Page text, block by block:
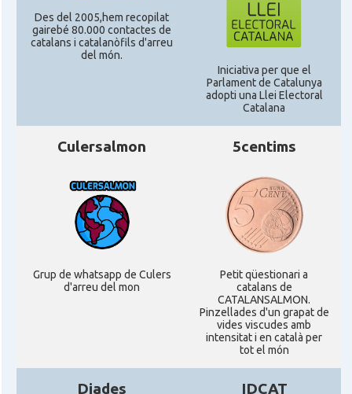
Acció
Oficina Exterior de Catalunya a
Stuttgart
Delegació del Govern a Alemanya
Consolat general a Dusseldorf
Consolat Consolat general a Hamburg
Consolat
[München]
Consolat general a Stuttgart
Ambaixada Ambaixada espanyola a Alemanya
Des del 2005,hem recopilat
gairebé 80.000 contactes de
catalans i catalanòfils d'arreu
del món.
Iniciativa per que el
Parlament de Catalunya
adopti una Llei Electoral
Catalana
Culersalmon
Grup de whatsapp de Culers
d'arreu del mon
5centims
Petit qüestionari a
catalans de
CATALANSALMON.
Pinzellades d'un grapat de
vides viscudes amb
intensitat i en català per
tot el món
Diades IDCAT